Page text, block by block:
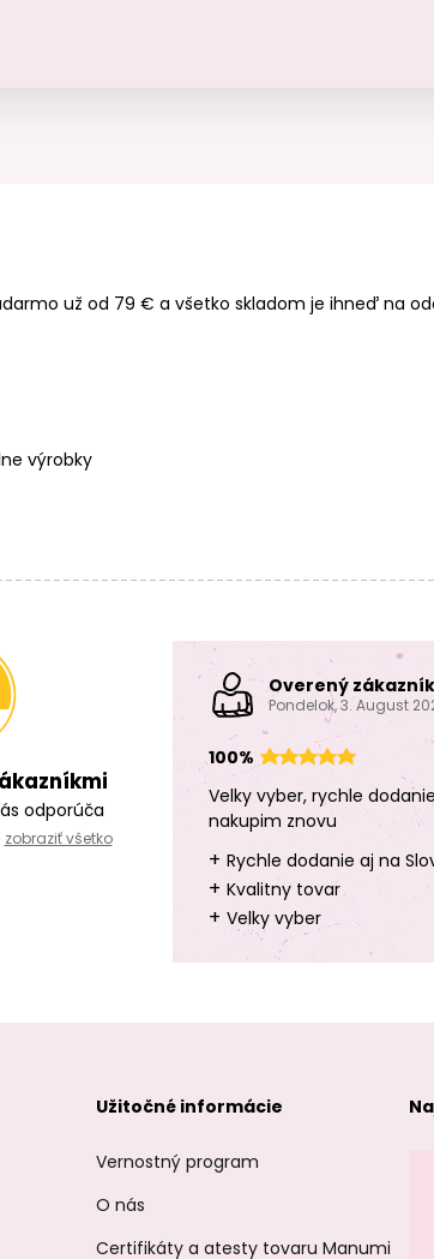
už od 79 € a všetko skladom je ihneď na
výrobky
odporúča
zobraziť všetko
Overený zákazník
Pondelok, 3. August
100%
Velky vyber, rychle
nakupim znovu
+ Rychle dodanie aj na
+ Kvalitny tovar
+ Velky vyber
Užitočné informácie
Vernostný program
O nás
Certifikáty a atesty tovaru Manumi